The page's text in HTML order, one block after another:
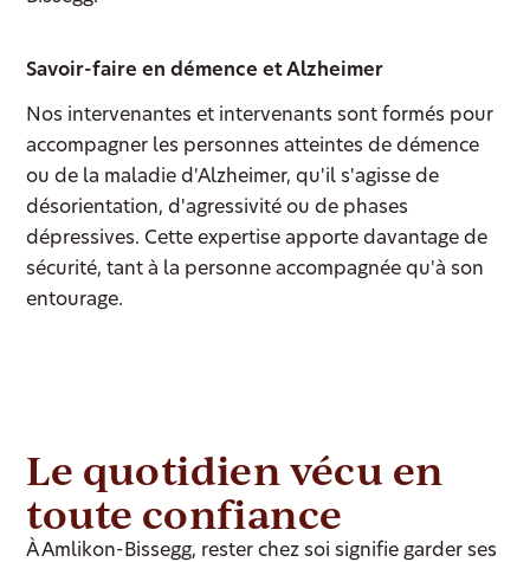
Savoir-faire en démence et Alzheimer
Nos intervenantes et intervenants sont formés pour
accompagner les personnes atteintes de démence
ou de la maladie d'Alzheimer, qu'il s'agisse de
désorientation, d'agressivité ou de phases
dépressives. Cette expertise apporte davantage de
sécurité, tant à la personne accompagnée qu'à son
entourage.
Le quotidien vécu en
toute confiance
À Amlikon-Bissegg, rester chez soi signifie garder ses